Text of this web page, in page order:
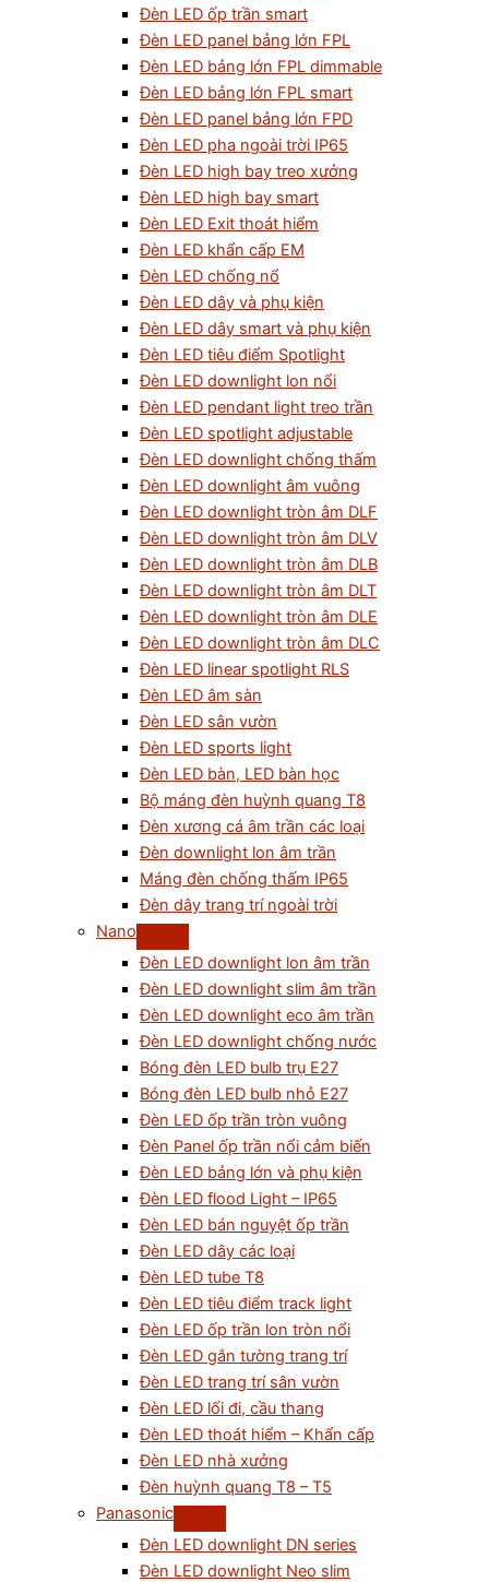
Đèn LED ốp trần smart
Đèn LED panel bảng lớn FPL
Đèn LED bảng lớn FPL dimmable
Đèn LED bảng lớn FPL smart
Đèn LED panel bảng lớn FPD
Đèn LED pha ngoài trời IP65
Đèn LED high bay treo xưởng
Đèn LED high bay smart
Đèn LED Exit thoát hiểm
Đèn LED khẩn cấp EM
Đèn LED chống nổ
Đèn LED dây và phụ kiện
Đèn LED dây smart và phụ kiện
Đèn LED tiêu điểm Spotlight
Đèn LED downlight lon nổi
Đèn LED pendant light treo trần
Đèn LED spotlight adjustable
Đèn LED downlight chống thấm
Đèn LED downlight âm vuông
Đèn LED downlight tròn âm DLF
Đèn LED downlight tròn âm DLV
Đèn LED downlight tròn âm DLB
Đèn LED downlight tròn âm DLT
Đèn LED downlight tròn âm DLE
Đèn LED downlight tròn âm DLC
Đèn LED linear spotlight RLS
Đèn LED âm sàn
Đèn LED sân vườn
Đèn LED sports light
Đèn LED bàn, LED bàn học
Bộ máng đèn huỳnh quang T8
Đèn xương cá âm trần các loại
Đèn downlight lon âm trần
Máng đèn chống thấm IP65
Đèn dây trang trí ngoài trời
Nano
Đèn LED downlight lon âm trần
Đèn LED downlight slim âm trần
Đèn LED downlight eco âm trần
Đèn LED downlight chống nước
Bóng đèn LED bulb trụ E27
Bóng đèn LED bulb nhỏ E27
Đèn LED ốp trần tròn vuông
Đèn Panel ốp trần nổi cảm biến
Đèn LED bảng lớn và phụ kiện
Đèn LED flood Light – IP65
Đèn LED bán nguyệt ốp trần
Đèn LED dây các loại
Đèn LED tube T8
Đèn LED tiêu điểm track light
Đèn LED ốp trần lon tròn nổi
Đèn LED gắn tường trang trí
Đèn LED trang trí sân vườn
Đèn LED lối đi, cầu thang
Đèn LED thoát hiểm – Khẩn cấp
Đèn LED nhà xưởng
Đèn huỳnh quang T8 – T5
Panasonic
Đèn LED downlight DN series
Đèn LED downlight Neo slim